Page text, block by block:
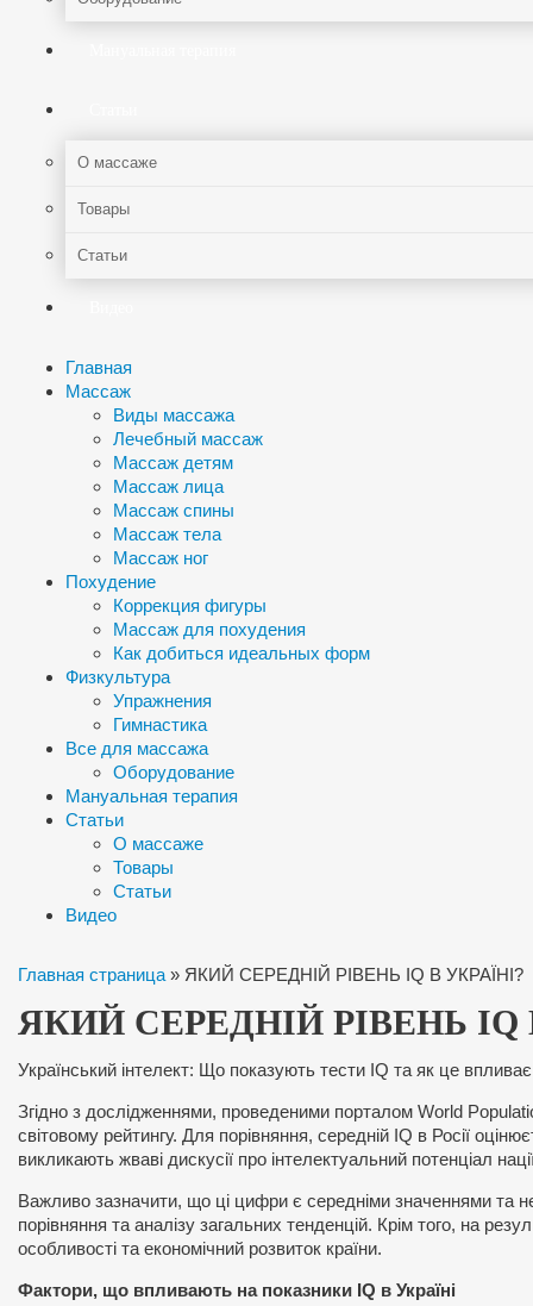
О массаже
Товары
Статьи
Главная
Массаж
Виды массажа
Лечебный массаж
Массаж детям
Массаж лица
Массаж спины
Массаж тела
Массаж ног
Похудение
Коррекция фигуры
Массаж для похудения
Как добиться идеальных форм
Физкультура
Упражнения
Гимнастика
Все для массажа
Оборудование
Мануальная терапия
Статьи
О массаже
Товары
Статьи
Видео
Главная страница » ЯКИЙ СЕРЕДНІЙ РІВЕНЬ IQ В УКРАЇНІ?
ЯКИЙ СЕРЕДНІЙ РІВЕНЬ IQ
Український інтелект: Що показують тести IQ та як це
Згідно з дослідженнями, проведеними порталом World
світовому рейтингу. Для порівняння, середній IQ в Росії
викликають жваві дискусії про інтелектуальний потенціал
Важливо зазначити, що ці цифри є середніми значеннями та
порівняння та аналізу загальних тенденцій. Крім того, на
особливості та економічний розвиток країни.
Фактори, що впливають на показники IQ в Україні